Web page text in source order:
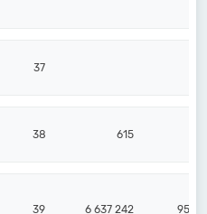
37
38 615
39 6 637 242 95